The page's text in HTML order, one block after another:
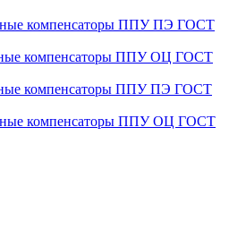
компенсаторы ППУ ПЭ ГОСТ
компенсаторы ППУ ОЦ ГОСТ
компенсаторы ППУ ПЭ ГОСТ
компенсаторы ППУ ОЦ ГОСТ